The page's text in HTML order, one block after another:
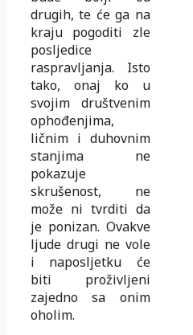
drugih, te će ga na
kraju pogoditi zle
posljedice
raspravljanja. Isto
tako, onaj ko u
svojim društvenim
ophođenjima,
ličnim i duhovnim
stanjima ne
pokazuje
skrušenost, ne
može ni tvrditi da
je ponizan. Ovakve
ljude drugi ne vole
i naposljetku će
biti proživljeni
zajedno sa onim
oholim.